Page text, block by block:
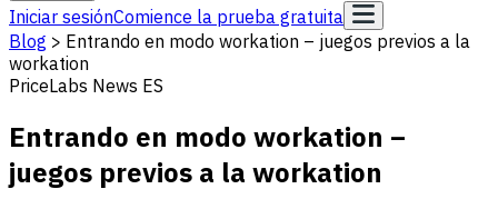
Iniciar sesiónComience la prueba gratuita
Blog > Entrando en modo workation – juegos previos a la
workation
PriceLabs News ES
Entrando en modo workation –
juegos previos a la workation